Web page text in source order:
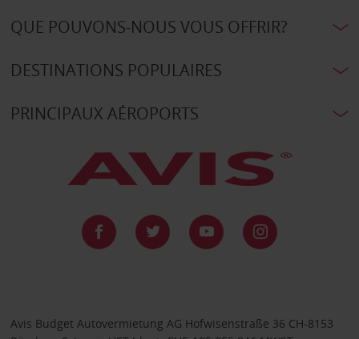
QUE POUVONS-NOUS VOUS OFFRIR?
DESTINATIONS POPULAIRES
PRINCIPAUX AÉROPORTS
Avis Budget Autovermietung AG Hofwisenstraße 36 CH-8153